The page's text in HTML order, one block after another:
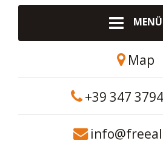
MENÜ
Map
+39 347